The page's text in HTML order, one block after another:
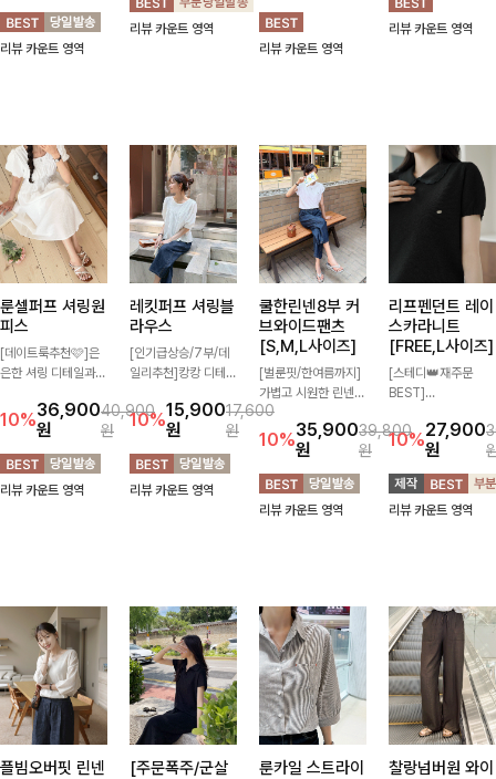
한 디자인으로 다양한
하의와 손쉽게 매치되
어 데일리하게 활용하
리뷰 카운트 영역
라인에 슬림하게 떨어
지는 핏 더해져 단독
리뷰 카운트 영역
카프리 기장이 다리
라인을 더욱 길고 산
뜻하게 보여주며, 깔
리뷰 카운트 영역
과 베이직한 디자인으
로 단독은 물론 가볍
리뷰 카운트 영역
룬셀퍼프 셔링원
피스
[데이트룩추천🩷]은
은한 셔링 디테일과
사랑스러운 무드를 완
성해주는 원피스🤍
허리 스모크 밴딩이
슬림한 실루엣을 연출
해주며, 자연스럽게
10%36,900
원
40,900
원
리뷰 카운트 영역
레킷퍼프 셔링블
라우스
[인기급상승/7부/데
일리추천]캉캉 디테일
풍성한 실루엣을 완성
해주는 블라우스 🤍
가볍게 퍼지는 핏으로
체형을 자연스럽게 커
버해주며 여성스럽게
10%15,900
원
17,600
원
리뷰 카운트 영역
쿨한린넨8부 커
브와이드팬츠
[S,M,L사이즈]
[벌룬핏/한여름까지]
가볍고 시원한 린넨
혼방 소재로 한여름까
지 쾌적하게 즐기기
좋은 8부 커브 와이드
팬츠 🤍 자연스럽게
떨어지는 커브핏이 멋
스러운 실루엣을 연출
10%35,900
원
39,800
원
리뷰 카운트 영역
리프펜던트 레이
스카라니트
[FREE,L사이즈]
[스테디👑재주문
BEST]
카라 니트에 펜던트
포인트까지 톡-톡 얼
굴을 밝혀주는 컬러와
함께 해요-
10%27,900
원
리뷰 카운트 영역
플빔오버핏 린넨
[주문폭주/군살
룬카일 스트라이
찰랑넘버원 와이